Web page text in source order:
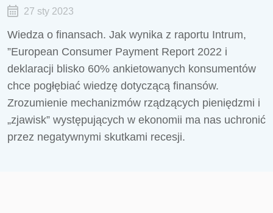
27 sty 2023
Wiedza o finansach. Jak wynika z raportu Intrum,
”European Consumer Payment Report 2022 i
deklaracji blisko 60% ankietowanych konsumentów
chce pogłębiać wiedzę dotyczącą finansów.
Zrozumienie mechanizmów rządzących pieniędzmi i
„zjawisk” występujących w ekonomii ma nas uchronić
przez negatywnymi skutkami recesji.